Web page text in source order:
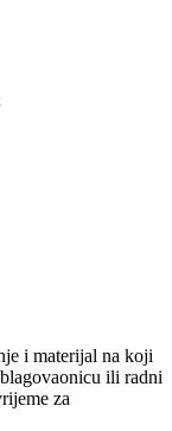
i materijal na koji
ili radni
za